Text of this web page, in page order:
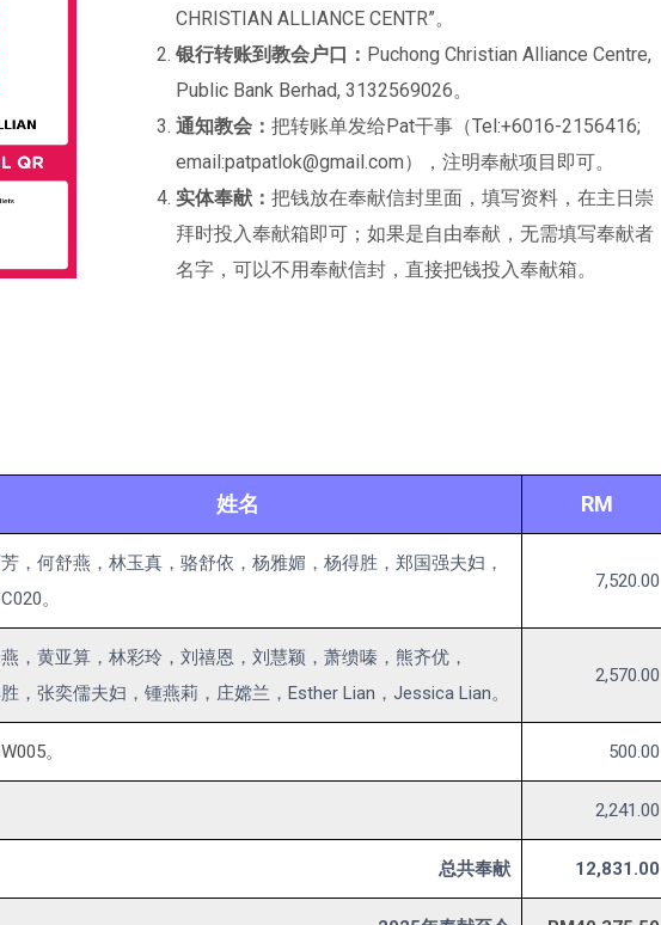
CHRISTIAN ALLIANCE CENTR”。
银行转账到教会户口： Puchong Christian Alliance Centre,
Public Bank Berhad, 3132569026。
通知教会： 把转账单发给Pat干事（Tel:+6016-2156416;
email:patpatlok@gmail.com），注明奉献项目即可。
实体奉献： 把钱放在奉献信封里面，填写资料，在主日崇
拜时投入奉献箱即可；如果是自由奉献，无需填写奉献者
名字，可以不用奉献信封，直接把钱投入奉献箱。
姓名 RM
，何舒燕，林玉真，骆舒依，杨雅媚，杨得胜，郑国强夫妇，
。
7,520.00
，黄亚算，林彩玲，刘禧恩，刘慧颖，萧缋嗪，熊齐优，
，张奕儒夫妇，锺燕莉，庄嫦兰，Esther Lian，Jessica Lian。
2,570.00
。 500.00
2,241.00
总共奉献 12,831.00